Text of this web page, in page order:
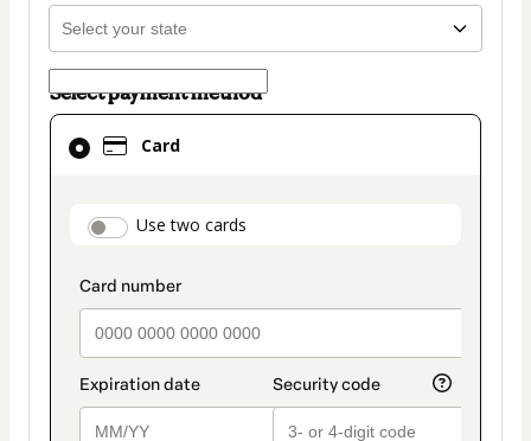
Select payment method
Card
payment_data.section_title_v2
Use two cards
Card
selected
method